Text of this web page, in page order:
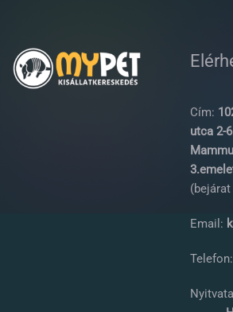
Cím:
utca 2-
(bejárat
Email:
Telefon: